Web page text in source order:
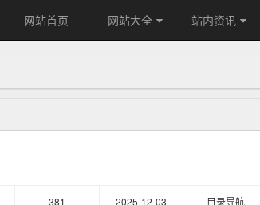
网站首页 网站大全 站内资讯
381
2025-12-03
目录导航